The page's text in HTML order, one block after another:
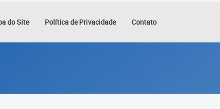
do Site Política de Privacidade Contato